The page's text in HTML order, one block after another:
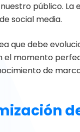
público.
social media.
que debe
momento
de